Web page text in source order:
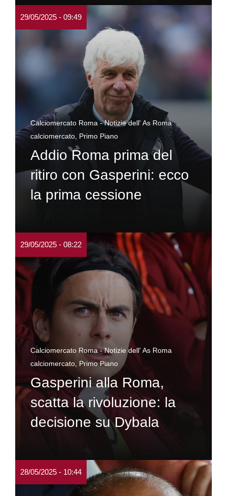
29/05/2025 - 09:49
Calciomercato Roma - Notizie dell' As Roma
calciomercato Primo Piano
Addio Roma prima del
ritiro con Gasperini: ecco
la prima cessione
29/05/2025 - 08:22
Calciomercato Roma - Notizie dell' As Roma
calciomercato Primo Piano
Gasperini alla Roma,
scatta la rivoluzione: la
decisione su Dybala
28/05/2025 - 10:44